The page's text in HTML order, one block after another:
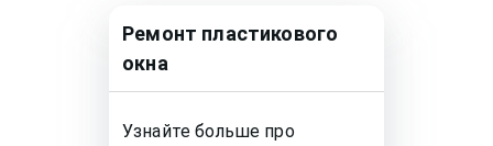
Ремонт пластикового
окна
Узнайте больше про